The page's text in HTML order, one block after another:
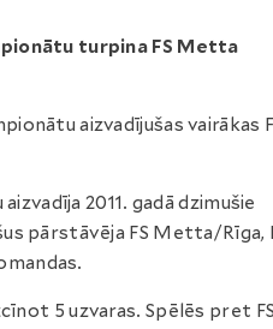
turpina FS Metta
aizvadījušas vairākas
2011. gadā dzimušie
pārstāvēja FS Metta/Rīga,
5 uzvaras. Spēlēs pret